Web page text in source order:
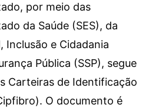
por meio das
da Saúde (SES), da
Inclusão e Cidadania
Pública (SSP), segue
Carteiras de Identificação
O documento é